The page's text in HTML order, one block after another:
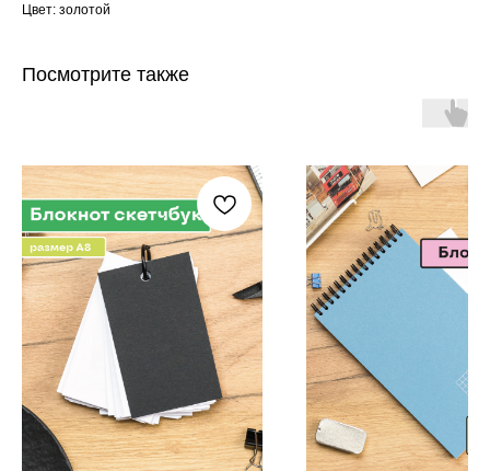
Цвет: золотой
Посмотрите также